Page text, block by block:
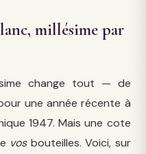
millésime par
change tout — de
une année récente à
1947. Mais une cote
vosbouteilles. Voici, sur